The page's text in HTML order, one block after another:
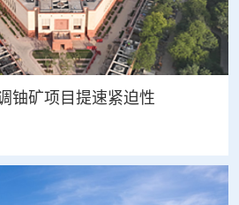
铀矿项目提速紧迫性